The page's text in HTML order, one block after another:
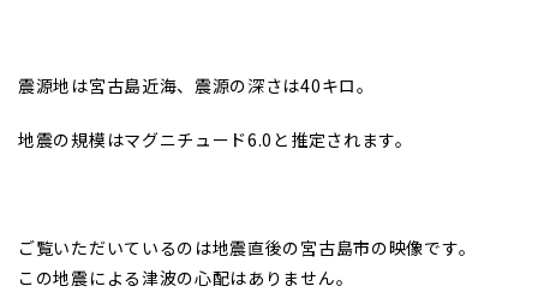
震源地は宮古島近海、震源の深さは40キロ。
地震の規模はマグニチュード6.0と推定されます。
ご覧いただいているのは地震直後の宮古島市の映像です。
この地震による津波の心配はありません。